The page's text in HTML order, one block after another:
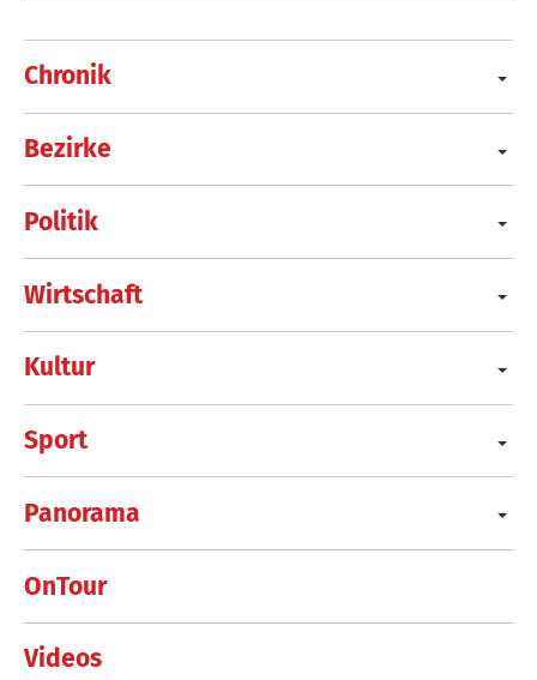
Chronik
Bezirke
Politik
Wirtschaft
Kultur
Sport
Panorama
OnTour
Videos